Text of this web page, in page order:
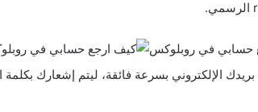
الإلكتروني بسرعة فائقة، ليتم إشعارك بكلمة